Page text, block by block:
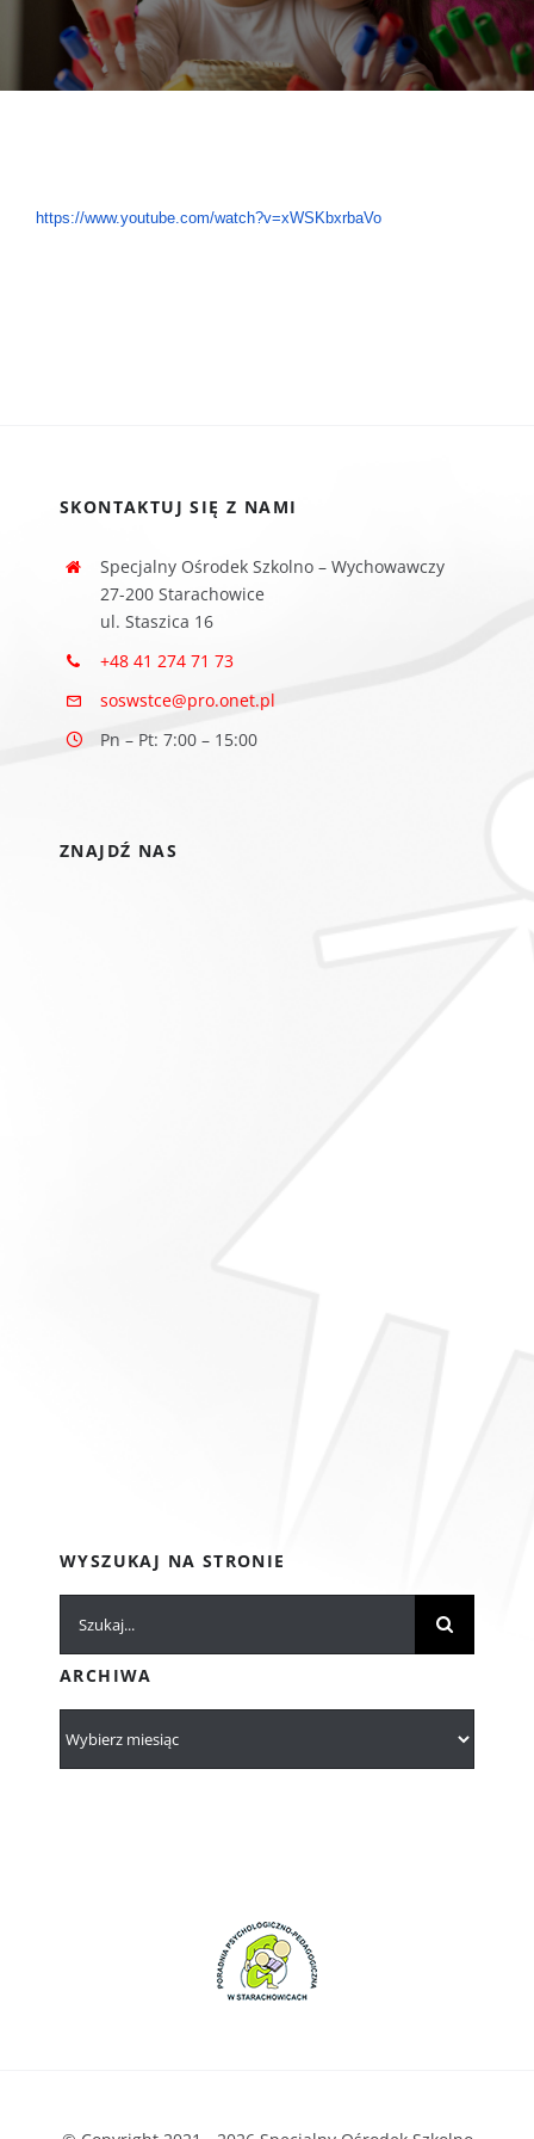
DOKUMENTY
https://www.youtube.com/watch?v=xWSKbxrbaVo
SKONTAKTUJ SIĘ Z NAMI
Specjalny Ośrodek Szkolno – Wychowawczy
27-200 Starachowice
ul. Staszica 16
+48 41 274 71 73
soswstce@pro.onet.pl
Pn – Pt: 7:00 – 15:00
ZNAJDŹ NAS
WYSZUKAJ NA STRONIE
ARCHIWA